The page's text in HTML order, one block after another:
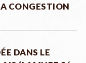
CONGESTION
DANS LE